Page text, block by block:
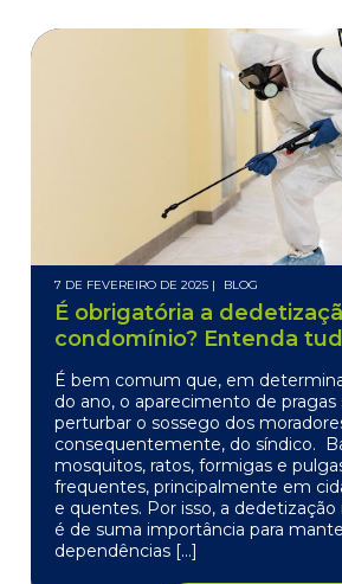
7 DE FEVEREIRO DE 2025 | BLOG
É obrigatória a
condomínio? Entenda
É bem comum que, em
do ano, o aparecimento de pragas
perturbar o sossego dos
consequentemente, do síndico.
mosquitos, ratos, formigas e
frequentes, principalmente em
e quentes. Por isso, a
é de suma importância para
dependências […]